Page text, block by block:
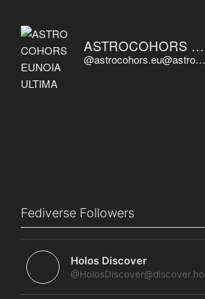
ASTROCOHORS EUNOIA ULTIMA
@astrocohors.eu@astrocohors.eu
Fediverse Followers
Holos Discover